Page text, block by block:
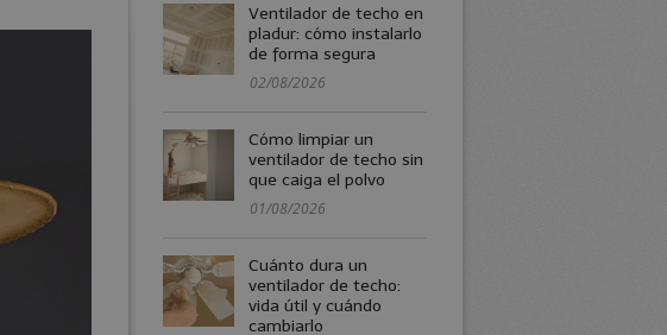
Ventilador de techo en
pladur: cómo instalarlo
de forma segura
02/08/2026
Cómo limpiar un
ventilador de techo sin
que caiga el polvo
01/08/2026
Cuánto dura un
ventilador de techo:
vida útil y cuándo
cambiarlo